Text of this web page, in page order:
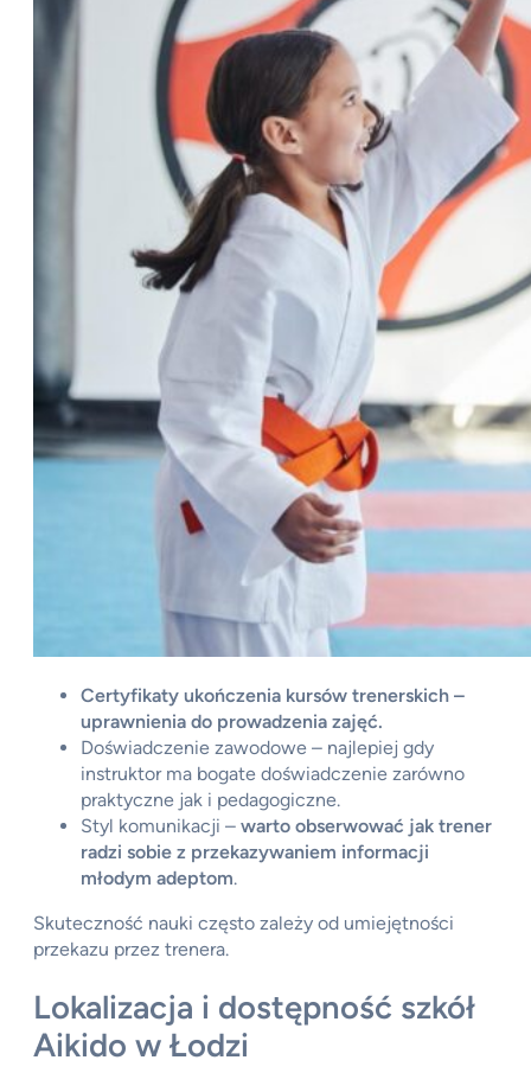
Certyfikaty ukończenia kursów trenerskich –
uprawnienia do prowadzenia zajęć.
Doświadczenie zawodowe – najlepiej gdy
instruktor ma bogate doświadczenie zarówno
praktyczne jak i pedagogiczne.
Styl komunikacji – warto obserwować jak trener
radzi sobie z przekazywaniem informacji
młodym adeptom.
Skuteczność nauki często zależy od umiejętności
przekazu przez trenera.
Lokalizacja i dostępność szkół
Aikido w Łodzi